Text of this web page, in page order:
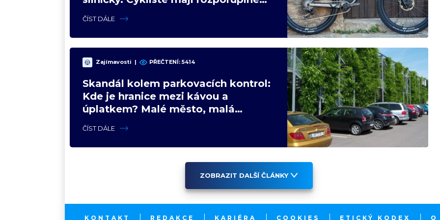
názory
ČÍST DÁLE
Zajímavosti | PŘEČTENÍ: 5414
Skandál kolem parkovacích kontrol:
Kde je hranice mezi kávou a
úplatkem? Malé město, malá
výhoda, velký problém
ČÍST DÁLE
ZOBRAZIT DALŠÍ ČLÁNKY
KONTAKT REDAKCE KARIÉRA COOKIES ETICKÝ KODEX O